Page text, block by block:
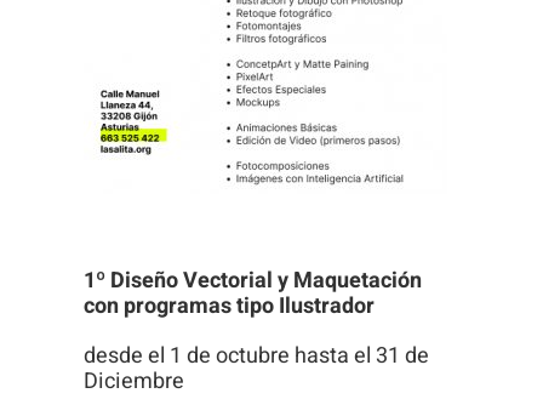
1º Diseño Vectorial y Maquetación
con programas tipo Ilustrador
desde el 1 de octubre hasta el 31 de
Diciembre
rechaza estas
cookies,
algunas
funcionalidades
desaparecerán
de la web.